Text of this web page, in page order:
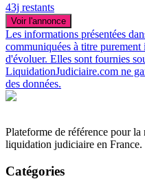
43j restants
Voir l'annonce
Les informations présentées
communiquées à titre
d'évoluer. Elles sont fournies
LiquidationJudiciaire.com ne
des données.
Plateforme de référence pour
liquidation judiciaire en France.
Catégories